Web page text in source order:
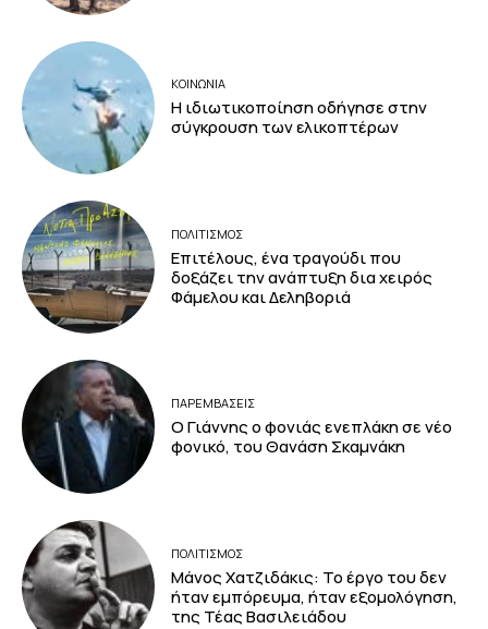
ΚΟΙΝΩΝΙΑ
Η ιδιωτικοποίηση οδήγησε στην
σύγκρουση των ελικοπτέρων
ΠΟΛΙΤΙΣΜΟΣ
Επιτέλους, ένα τραγούδι που
δοξάζει την ανάπτυξη δια χειρός
Φάμελου και Δεληβοριά
ΠΑΡΕΜΒΑΣΕΙΣ
Ο Γιάννης ο φονιάς ενεπλάκη σε νέο
φονικό, του Θανάση Σκαμνάκη
ΠΟΛΙΤΙΣΜΟΣ
Μάνος Χατζιδάκις: Το έργο του δεν
ήταν εμπόρευμα, ήταν εξομολόγηση,
της Τέας Βασιλειάδου